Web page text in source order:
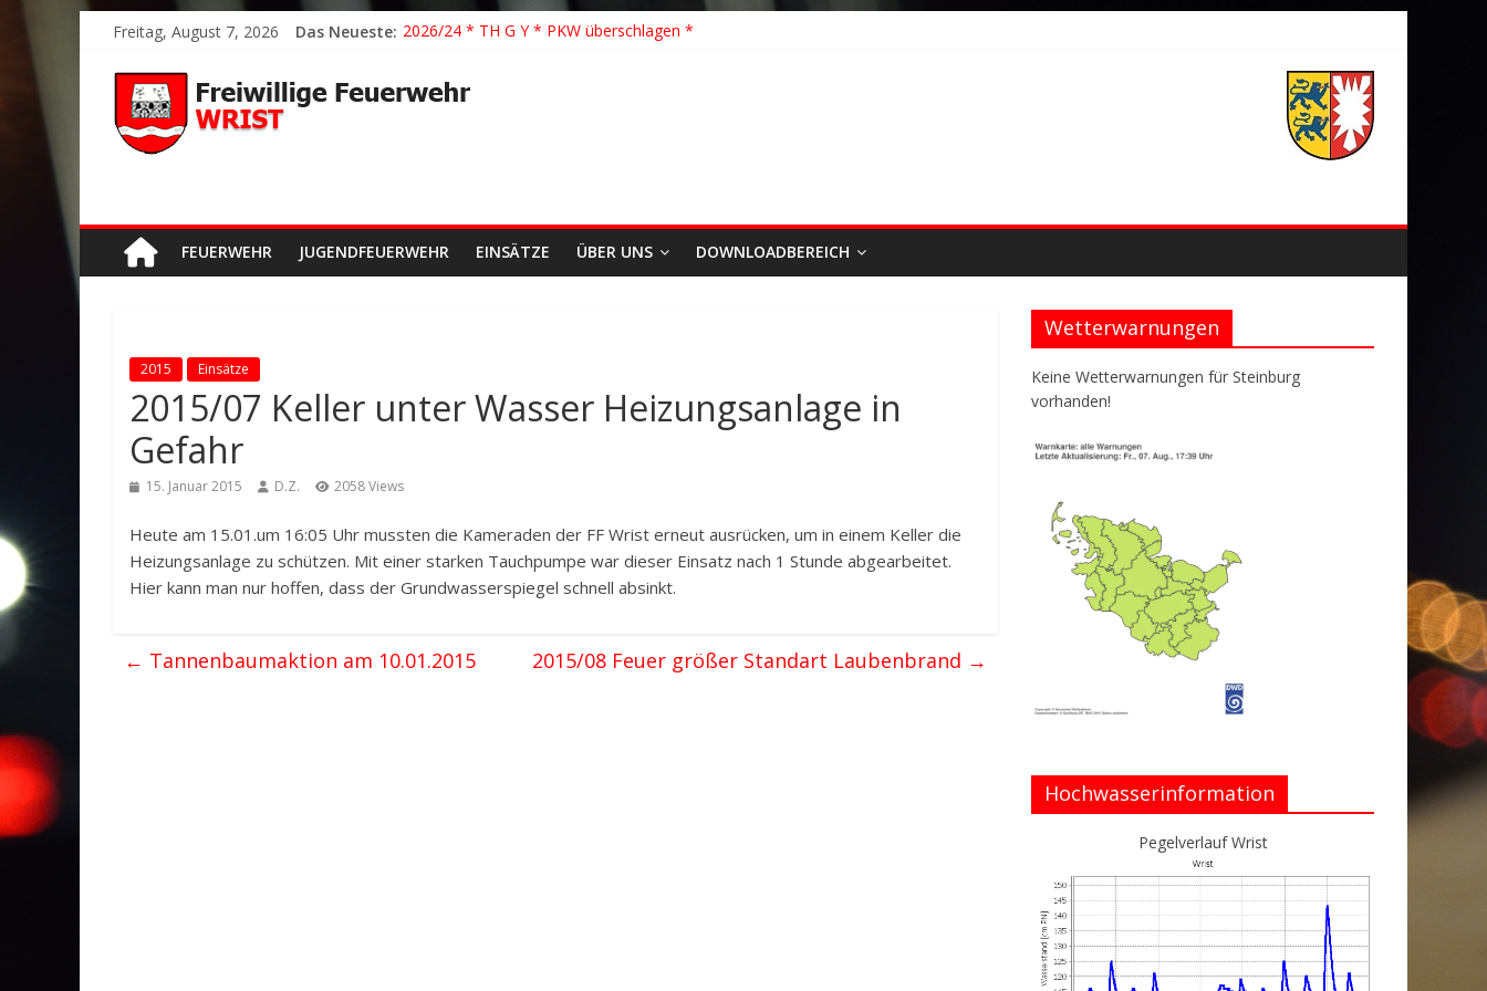
Freitag, August 7, 2026 Das Neueste: 2026/21 Löschhilfe * FEU WALD * Feuer/Rauchentwicklung * Föhrden-Barl *
2026/23 TH K Y * Person in festsitzendem Aufzug *
2026/22 TH Y * VU * 1 Person klemmt * Hingstheide
FEUERWEHR JUGENDFEUERWEHR EINSÄTZE ÜBER UNS DOWNLOADBEREICH
2015 Einsätze
2015/07 Keller unter Wasser Heizungsanlage in
Gefahr
15. Januar 2015 D.Z. 2058 Views
Heute am 15.01.um 16:05 Uhr mussten die Kameraden der FF Wrist erneut ausrücken, um in einem Keller die
Heizungsanlage zu schützen. Mit einer starken Tauchpumpe war dieser Einsatz nach 1 Stunde abgearbeitet.
Hier kann man nur hoffen, dass der Grundwasserspiegel schnell absinkt.
← Tannenbaumaktion am 10.01.2015 2015/08 Feuer größer Standart Laubenbrand →
Wetterwarnungen
Keine Wetterwarnungen für Steinburg
vorhanden!
Hochwasserinformation
Pegelverlauf Wrist